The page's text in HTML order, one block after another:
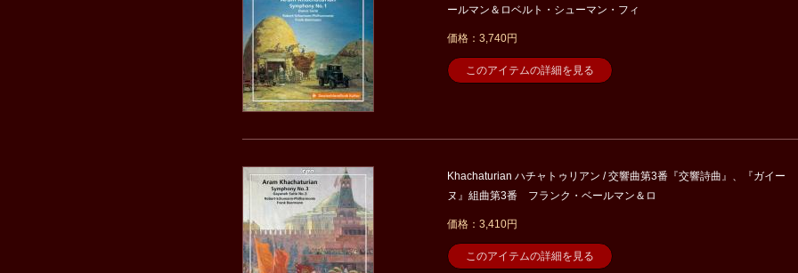
ールマン＆ロベルト・シューマン・フィ
価格：3,740円
このアイテムの詳細を見る
Khachaturian ハチャトゥリアン / 交響曲第3番『交響詩曲』、『ガイー
ヌ』組曲第3番 フランク・ベールマン＆ロ
価格：3,410円
このアイテムの詳細を見る